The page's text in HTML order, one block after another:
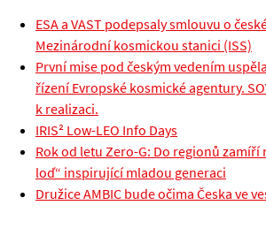
ESA a VAST podepsaly smlouvu o
Mezinárodní kosmickou stanici (ISS)
První mise pod českým vedením
řízení Evropské kosmické agentury.
k realizaci.
IRIS² Low-LEO Info Days
Rok od letu Zero-G: Do regionů zamíří
loď“ inspirující mladou generaci
Družice AMBIC bude očima Česka ve